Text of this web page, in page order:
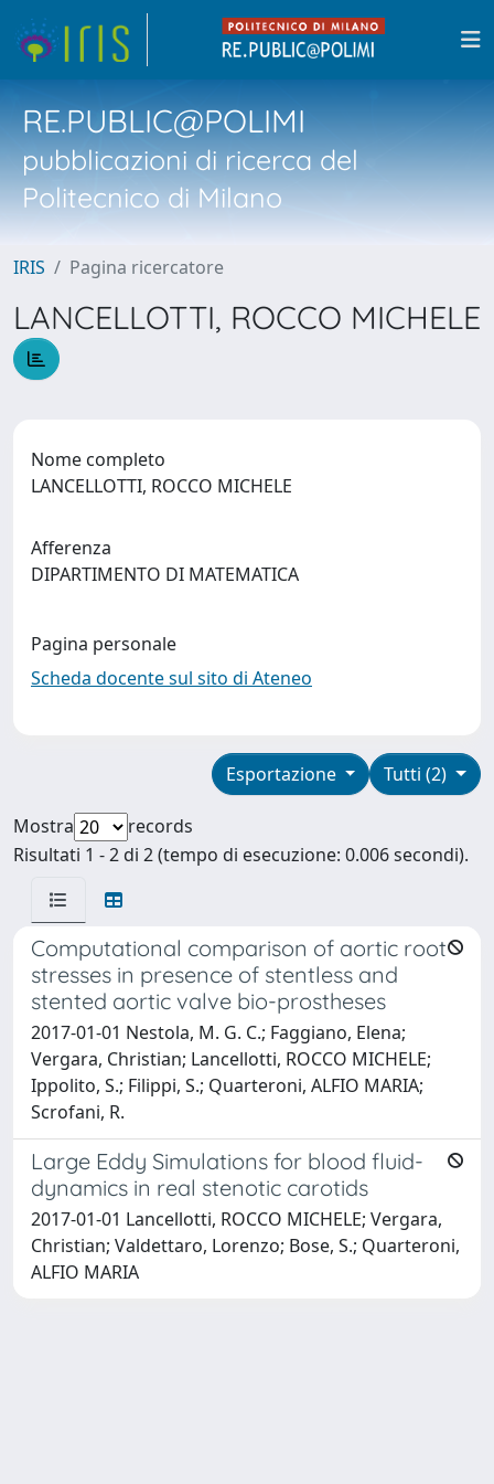
RE.PUBLIC@POLIMI
pubblicazioni di ricerca del
Politecnico di Milano
IRIS Pagina ricercatore
LANCELLOTTI, ROCCO MICHELE
Nome completo
LANCELLOTTI, ROCCO MICHELE
Afferenza
DIPARTIMENTO DI MATEMATICA
Pagina personale
Scheda docente sul sito di Ateneo
Tutti (2)
Esportazione
Mostra
records
Risultati 1 - 2 di 2 (tempo di esecuzione: 0.006 secondi).
Computational comparison of aortic root
stresses in presence of stentless and
stented aortic valve bio-prostheses
2017-01-01 Nestola, M. G. C.; Faggiano, Elena;
Vergara, Christian; Lancellotti, ROCCO MICHELE;
Ippolito, S.; Filippi, S.; Quarteroni, ALFIO MARIA;
Scrofani, R.
Large Eddy Simulations for blood fluid-
dynamics in real stenotic carotids
2017-01-01 Lancellotti, ROCCO MICHELE; Vergara,
Christian; Valdettaro, Lorenzo; Bose, S.; Quarteroni,
ALFIO MARIA